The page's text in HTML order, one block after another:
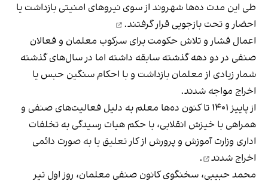
طی این مدت ده‌ها شهروند از سوی نیروهای امنیتی بازداشت یا
احضار و تحت بازجویی قرار گرفتند.
اعمال فشار و تلاش حکومت برای سرکوب معلمان و فعالان
صنفی در دو دهه گذشته سابقه داشته اما در سال‌های گذشته
شمار زیادی از معلمان بازداشت و با احکام سنگین حبس یا
اخراج مواجه شدند.
از پاییز ۱۴۰۱ تا کنون ده‌ها معلم به دلیل فعالیت‌های صنفی و
همراهی با خیزش انقلابی، با حکم هیات رسیدگی به تخلفات
اداری وزارت آموزش و پرورش از کار تعلیق یا به صورت دائمی
اخراج شدند
.
محمد حبیبی، سخنگوی کانون صنفی معلمان، روز اول تیر